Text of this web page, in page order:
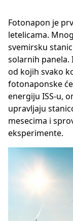
Fotonapon je
letelicama.
svemirsku
solarnih panela.
od kojih svako
fotonaponske
energiju ISS-u,
upravljaju
mesecima i
eksperimente.